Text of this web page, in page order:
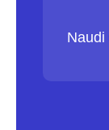
Naudi